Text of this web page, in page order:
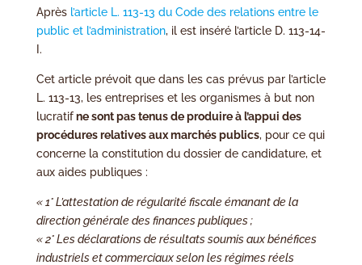
Après l’article L. 113-13 du Code des relations entre le
public et l’administration, il est inséré l’article D. 113-14-
I.
Cet article prévoit que dans les cas prévus par l’article
L. 113-13, les entreprises et les organismes à but non
lucratifne sont pas tenus de produire à l’appui des
procédures relatives aux marchés publics, pour ce qui
concerne la constitution du dossier de candidature, et
aux aides publiques :
« 1° L’attestation de régularité fiscale émanant de la
direction générale des finances publiques ;
« 2° Les déclarations de résultats soumis aux bénéfices
industriels et commerciaux selon les régimes réels